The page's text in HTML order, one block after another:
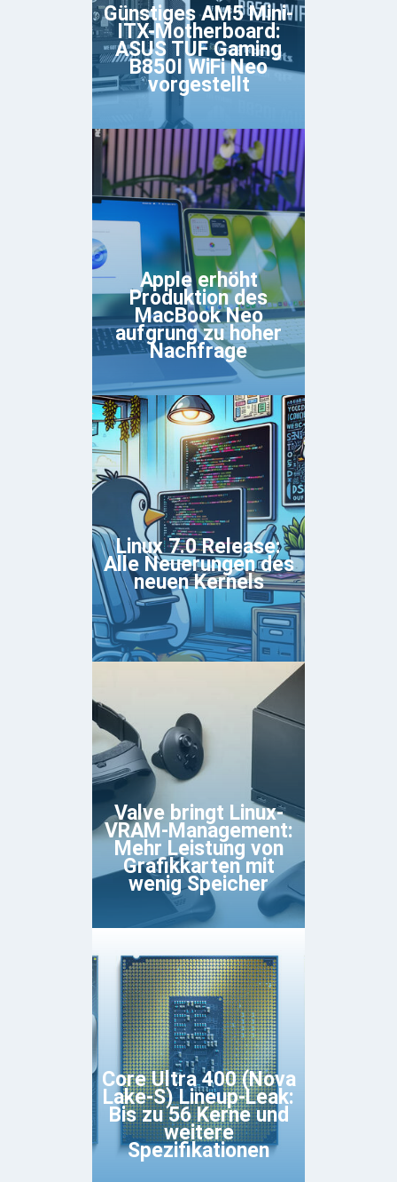
Günstiges AM5 Mini-
ITX-Motherboard:
ASUS TUF Gaming
B850I WiFi Neo
vorgestellt
Apple erhöht
Produktion des
MacBook Neo
aufgrung zu hoher
Nachfrage
Linux 7.0 Release:
Alle Neuerungen des
neuen Kernels
Valve bringt Linux-
VRAM-Management:
Mehr Leistung von
Grafikkarten mit
wenig Speicher
Core Ultra 400 (Nova
Lake-S) Lineup-Leak:
Bis zu 56 Kerne und
weitere
Spezifikationen